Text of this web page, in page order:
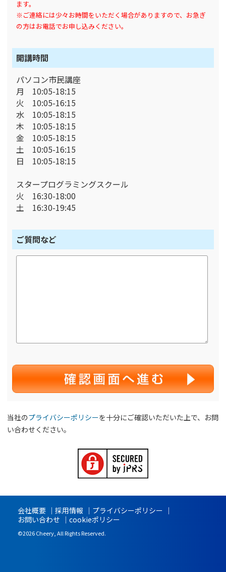
ます。
※ご連絡には少々お時間をいただく場合がありますので、お急ぎ
の方はお電話でお申し込みください。
開講時間
パソコン市民講座
月 10:05-18:15
火 10:05-16:15
水 10:05-18:15
木 10:05-18:15
金 10:05-18:15
土 10:05-16:15
日 10:05-18:15
スタープログラミングスクール
火 16:30-18:00
土 16:30-19:45
ご質問など
当社のプライバシーポリシーを十分にご確認いただいた上で、お問
い合わせください。
会社概要 採用情報
プライバシーポリシー
お問い合わせ
cookieポリシー
©2026 Cheery, All Rights Reserved.